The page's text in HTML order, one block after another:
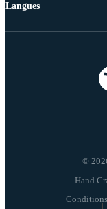
©
Langues